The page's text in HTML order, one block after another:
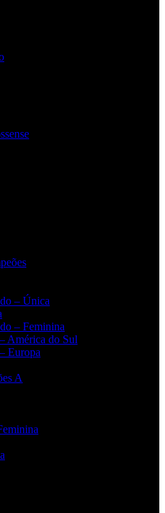
– Única
– Feminina
América do Sul
Europa
A